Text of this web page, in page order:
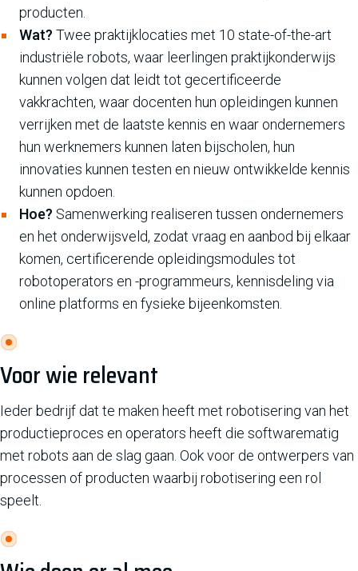
producten.
Wat? Twee praktijklocaties met 10 state-of-the-art
industriële robots, waar leerlingen praktijkonderwijs
kunnen volgen dat leidt tot gecertificeerde
vakkrachten, waar docenten hun opleidingen kunnen
verrijken met de laatste kennis en waar ondernemers
hun werknemers kunnen laten bijscholen, hun
innovaties kunnen testen en nieuw ontwikkelde kennis
kunnen opdoen.
Hoe? Samenwerking realiseren tussen ondernemers
en het onderwijsveld, zodat vraag en aanbod bij elkaar
komen, certificerende opleidingsmodules tot
robotoperators en -programmeurs, kennisdeling via
online platforms en fysieke bijeenkomsten.
Voor wie relevant
Ieder bedrijf dat te maken heeft met robotisering van het
productieproces en operators heeft die softwarematig
met robots aan de slag gaan. Ook voor de ontwerpers van
processen of producten waarbij robotisering een rol
speelt.